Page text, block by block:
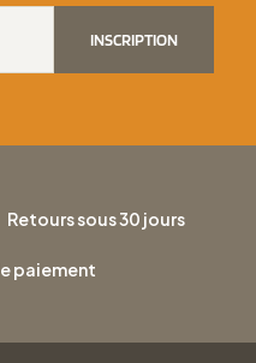
INSCRIPTION
Retours sous 30 jours
paiement